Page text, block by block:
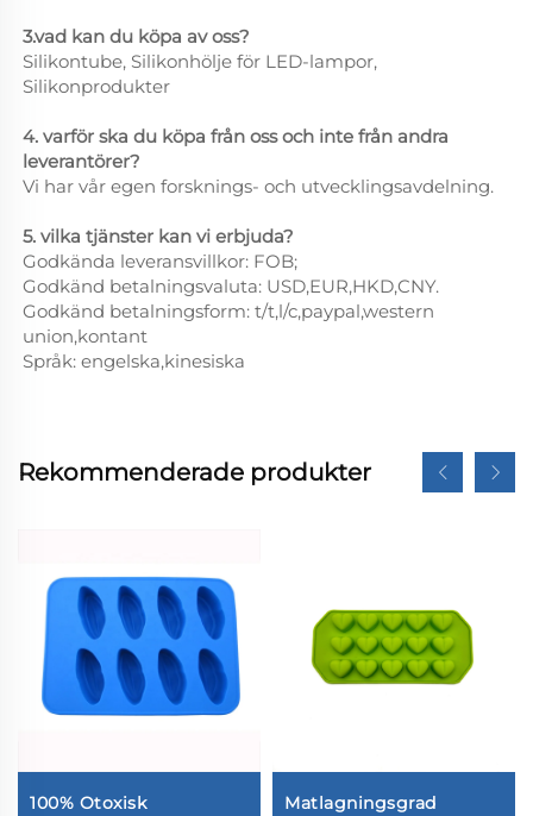
3.vad kan du köpa av oss?
Silikontube, Silikonhölje för LED-lampor,
Silikonprodukter
4. varför ska du köpa från oss och inte från andra
leverantörer?
Vi har vår egen forsknings- och utvecklingsavdelning.
5. vilka tjänster kan vi erbjuda?
Godkända leveransvillkor: FOB;
Godkänd betalningsvaluta: USD,EUR,HKD,CNY.
Godkänd betalningsform: t/t,l/c,paypal,western
union,kontant
Språk: engelska,kinesiska
Rekommenderade produkter
100% Otoxisk
Matlagningsgrad